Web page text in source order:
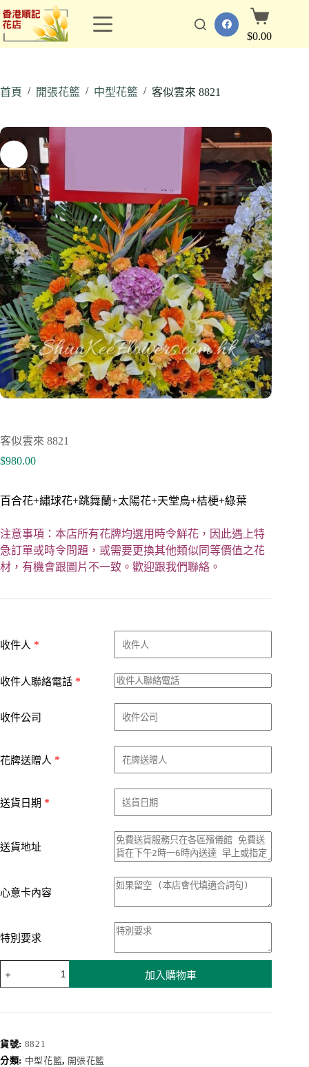
跳
至
主
容
購
物
車
$0.00
首頁 / 開張花籃 / 中型花籃 / 客似雲來 8821
客似雲來 8821
$980.00
百合花+繡球花+跳舞蘭+太陽花+天堂鳥+桔梗+綠葉
注意事項：本店所有花牌均選用時令鮮花，因此遇上特
急訂單或時令問題，或需要更換其他類似同等價值之花
材，有機會跟圖片不一致。歡迎跟我們聯絡。
收件人 *
收件人聯絡電話 *
收件公司
花牌送贈人 *
送貨日期 *
送貨地址
心意卡內容
特別要求
來
數
量
加入購物車
貨號: 8821
分類: 中型花籃, 開張花籃